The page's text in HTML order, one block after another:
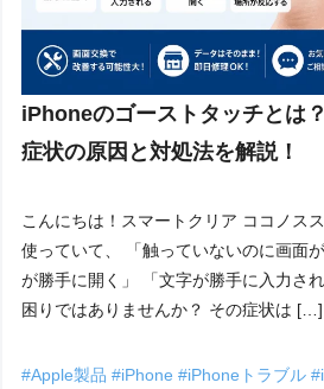
iPhoneのゴーストタッチとは
症状の原因と対処法を解説！
こんにちは！スマートクリア ココノス
使っていて、 「触っていないのに画面
が勝手に開く」 「文字が勝手に入力さ
困りではありませんか？ その症状は […]
#Apple製品#iPhone#iPhoneトラブル